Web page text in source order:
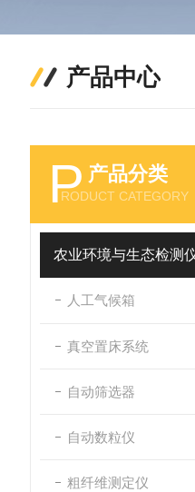
产品中心
P 产品分类
RODUCT CATEGORY
农业环境与生态检测
人工气候箱
真空置床系统
自动筛选器
自动数粒仪
粗纤维测定仪